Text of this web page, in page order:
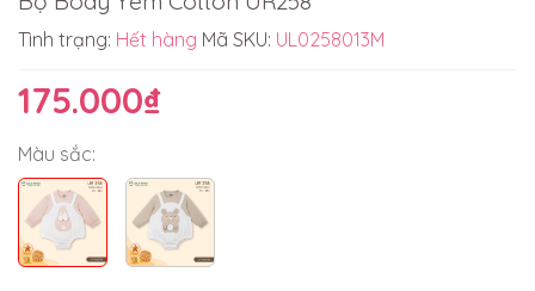
Tình trạng: Hết hàng Mã SKU: UL0258013M
175.000₫
Màu sắc: